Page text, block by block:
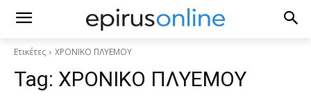
Ετικέτες ΧΡΟΝΙΚΟ ΠΛΥΕΜΟΥ
Tag: ΧΡΟΝΙΚΟ ΠΛΥΕΜΟΥ